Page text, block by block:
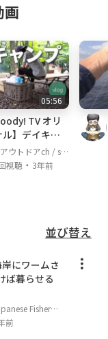
画
05:56
TV オリ
ル】デイキャ
のススメ。 Par
事・撤収編
ウトドアch / su
channel
視聴・ 3年前
並び替え
にワームさ
ば暮らせる
Fisherm
前